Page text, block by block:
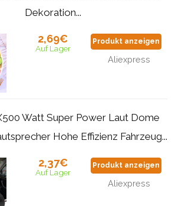
Dekoration...
2,69€
Auf Lager
Produkt anzeigen
Aliexpress
Watt Super Power Laut Dome
Hohe Effizienz Fahrzeug...
2,37€
Auf Lager
Produkt anzeigen
Aliexpress